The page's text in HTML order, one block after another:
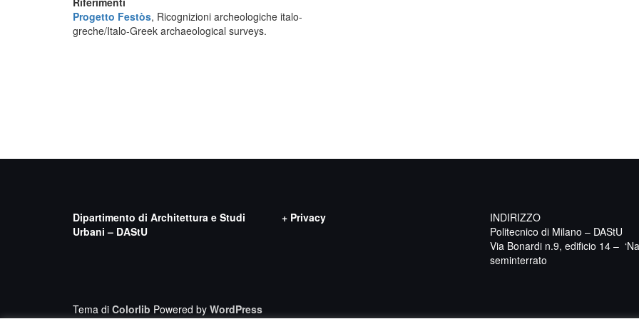
Progetto Festòs, Ricognizioni archeologiche italo-
greche/Italo-Greek archaeological surveys.
Dipartimento di Architettura e Studi
Urbani – DAStU
+ Privacy
INDIRIZZO
Politecnico di Milano – DAStU
Via Bonardi n.9, edificio 14 –
seminterrato
Tema di Colorlib Powered by WordPress